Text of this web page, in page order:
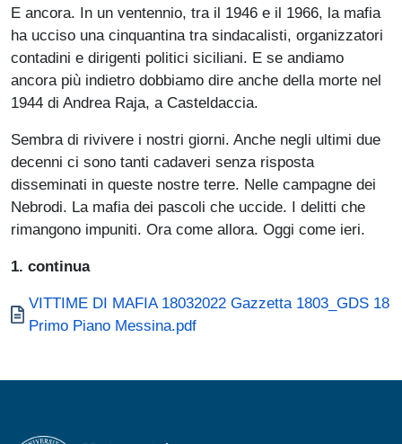
E ancora. In un ventennio, tra il 1946 e il 1966, la mafia
ha ucciso una cinquantina tra sindacalisti, organizzatori
contadini e dirigenti politici siciliani. E se andiamo
ancora più indietro dobbiamo dire anche della morte nel
1944 di Andrea Raja, a Casteldaccia.
Sembra di rivivere i nostri giorni. Anche negli ultimi due
decenni ci sono tanti cadaveri senza risposta
disseminati in queste nostre terre. Nelle campagne dei
Nebrodi. La mafia dei pascoli che uccide. I delitti che
rimangono impuniti. Ora come allora. Oggi come ieri.
1. continua
Documento
VITTIME DI MAFIA 18032022 Gazzetta 1803_GDS 18
Primo Piano Messina.pdf